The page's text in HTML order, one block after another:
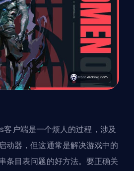
户端是一个烦人的过程，涉及
动器，但这通常是解决游戏中的
条目表问题的好方法。要正确关